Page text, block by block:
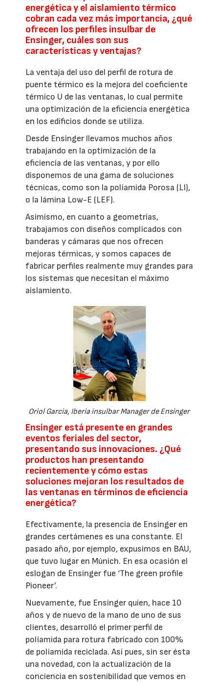
energética y el aislamiento térmico
cobran cada vez más importancia, ¿qué
ofrecen los perfiles insulbar de
Ensinger, cuáles son sus
características y ventajas?
La ventaja del uso del perfil de rotura de
puente térmico es la mejora del coeficiente
térmico U de las ventanas, lo cual permite
una optimización de la eficiencia energética
en los edificios donde se utiliza.
Desde Ensinger llevamos muchos años
trabajando en la optimización de la
eficiencia de las ventanas, y por ello
disponemos de una gama de soluciones
técnicas, como son la poliamida Porosa (LI),
o la lámina Low-E (LEF).
Asimismo, en cuanto a geometrías,
trabajamos con diseños complicados con
banderas y cámaras que nos ofrecen
mejoras térmicas, y somos capaces de
fabricar perfiles realmente muy grandes para
los sistemas que necesitan el máximo
aislamiento.
Oriol Garcia, Iberia insulbar Manager de Ensinger
Ensinger está presente en grandes
eventos feriales del sector,
presentando sus innovaciones. ¿Qué
productos han presentando
recientemente y cómo estas
soluciones mejoran los resultados de
las ventanas en términos de eficiencia
energética?
Efectivamente, la presencia de Ensinger en
grandes certámenes es una constante. El
pasado año, por ejemplo, expusimos en BAU,
que tuvo lugar en Múnich. En esa ocasión el
eslogan de Ensinger fue ‘The green profile
Pioneer’.
Nuevamente, fue Ensinger quien, hace 10
años y de nuevo de la mano de uno de sus
clientes, desarrolló el primer perfil de
poliamida para rotura fabricado con 100%
de poliamida reciclada. Así pues, sin ser ésta
una novedad, con la actualización de la
conciencia en sostenibilidad que vemos en